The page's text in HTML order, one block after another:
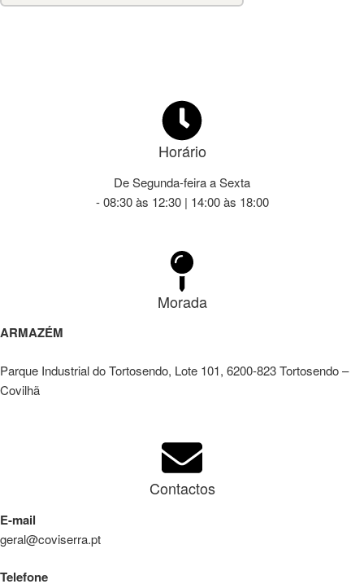
Horário
De Segunda-feira a Sexta
- 08:30 às 12:30 | 14:00 às 18:00
Morada
ARMAZÉM
Parque Industrial do Tortosendo, Lote 101, 6200-823 Tortosendo –
Covilhã
Contactos
E-mail
geral@coviserra.pt
Telefone